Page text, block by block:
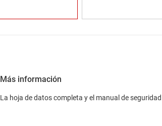
Más información
La hoja de datos completa y el manual de